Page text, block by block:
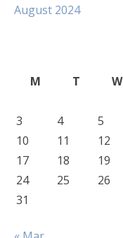
August 2024
M
T W
3
4 5
10
11 12
17
18 19
24
25 26
31